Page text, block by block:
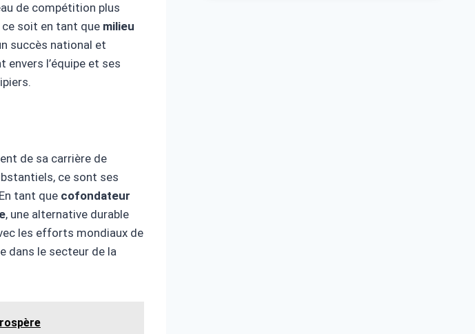
de compétition plus
ce soit en tant que milieu
succès national et
envers l’équipe et ses
de sa carrière de
ce sont ses
tant que cofondateur
, une alternative durable
les efforts mondiaux de
dans le secteur de la